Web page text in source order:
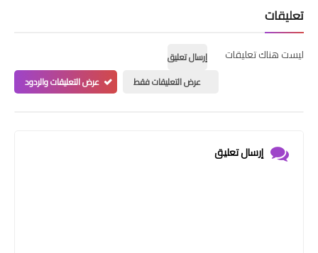
تعليقات
ليست هناك تعليقات
إرسال تعليق
عرض التعليقات فقط
عرض التعليقات والردود
إرسال تعليق